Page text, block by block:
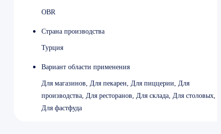
OBR
Страна производства
Турция
Вариант области применения
Для магазинов, Для пекарен, Для пиццерии, Для
производства, Для ресторанов, Для склада, Для столовых,
Для фастфуда